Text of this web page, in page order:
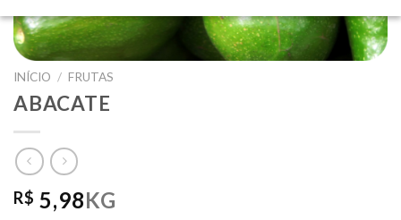
INÍCIO / FRUTAS
ABACATE
R$ 5,98KG